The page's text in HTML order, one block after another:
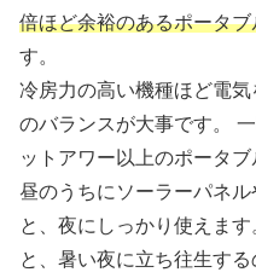
倍ほど余裕のあるポータ
す。
冷房力の高い機種ほど電
のバランスが大事です。
ットアワー以上のポータ
昼のうちにソーラーパネ
と、夜にしっかり使えま
と、暑い夜に立ち往生す